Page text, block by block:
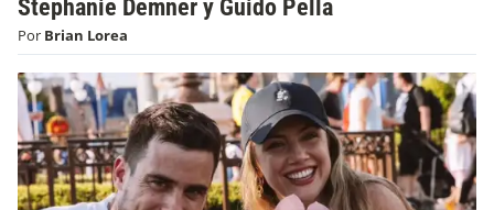
Stephanie Demner y Guido Pella
Por Brian Lorea